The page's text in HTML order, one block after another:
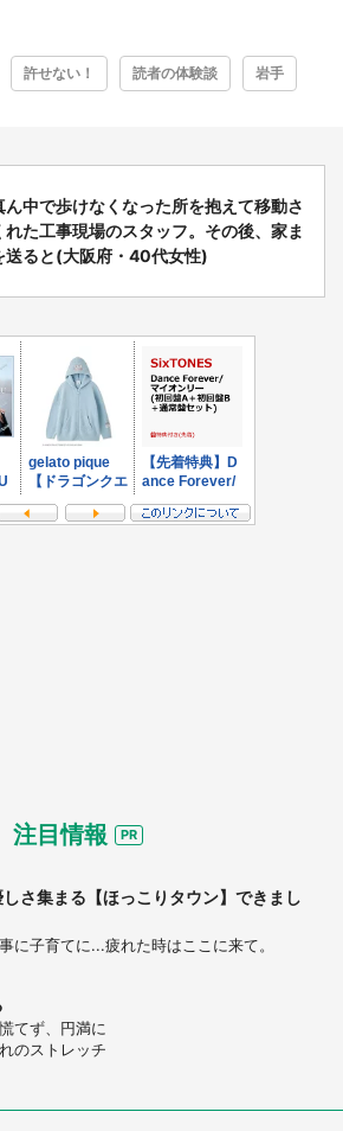
許せない！ 読者の体験談 岩手
ん中で歩けなくなった所を抱えて移動さ
れた工事現場のスタッフ。その後、家ま
送ると(大阪府・40代女性)
注目情報
さ集まる【ほっこりタウン】できまし
に子育てに...疲れた時はここに来て。
てず、円満に
のストレッチ